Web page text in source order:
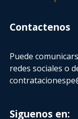
Contactenos
Puede
redes sociales o
Siguenos en: